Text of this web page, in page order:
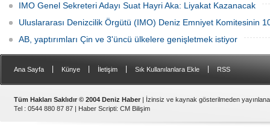
IMO Genel Sekreteri Adayı Suat Hayri Aka: Liyakat Kazanacak
Uluslararası Denizcilik Örgütü (IMO) Deniz Emniyet Komitesinin
AB, yaptırımları Çin ve 3'üncü ülkelere genişletmek istiyor
Ana Sayfa Künye İletişim Sık Kullanılanlara Ekle RSS
Tüm Hakları Saklıdır © 2004 Deniz Haber | İzinsiz ve kaynak gösterilmeden
Tel : 0544 880 87 87 | Haber Scripti: CM Bilişim